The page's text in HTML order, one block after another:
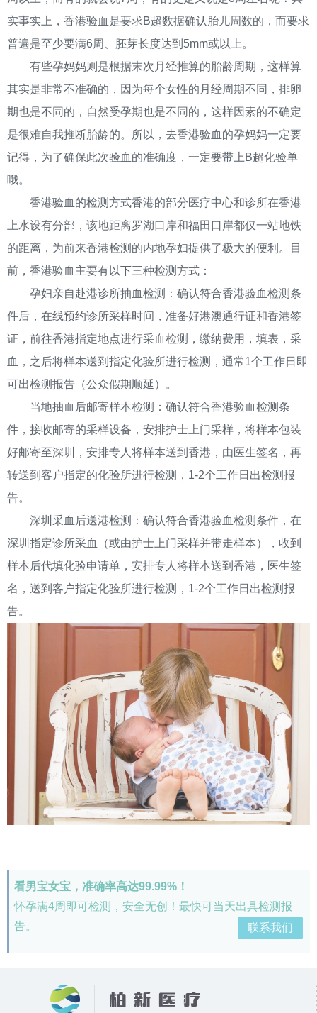
实事实上，香港验血是要求B超数据确认胎儿周数的，而要求
普遍是至少要满6周、胚芽长度达到5mm或以上。
有些孕妈妈则是根据末次月经推算的胎龄周期，这样算
其实是非常不准确的，因为每个女性的月经周期不同，排卵
期也是不同的，自然受孕期也是不同的，这样因素的不确定
是很难自我推断胎龄的。所以，去香港验血的孕妈妈一定要
记得，为了确保此次验血的准确度，一定要带上B超化验单
哦。
香港验血的检测方式香港的部分医疗中心和诊所在香港
上水设有分部，该地距离罗湖口岸和福田口岸都仅一站地铁
的距离，为前来香港检测的内地孕妇提供了极大的便利。目
前，香港验血主要有以下三种检测方式：
孕妇亲自赴港诊所抽血检测：确认符合香港验血检测条
件后，在线预约诊所采样时间，准备好港澳通行证和香港签
证，前往香港指定地点进行采血检测，缴纳费用，填表，采
血，之后将样本送到指定化验所进行检测，通常1个工作日即
可出检测报告（公众假期顺延）。
当地抽血后邮寄样本检测：确认符合香港验血检测条
件，接收邮寄的采样设备，安排护士上门采样，将样本包装
好邮寄至深圳，安排专人将样本送到香港，由医生签名，再
转送到客户指定的化验所进行检测，1-2个工作日出检测报
告。
深圳采血后送港检测：确认符合香港验血检测条件，在
深圳指定诊所采血（或由护士上门采样并带走样本），收到
样本后代填化验申请单，安排专人将样本送到香港，医生签
名，送到客户指定化验所进行检测，1-2个工作日出检测报
告。
看男宝女宝，准确率高达99.99%！
怀孕满4周即可检测，安全无创！最快可当天出具检测报
告。
联系我们